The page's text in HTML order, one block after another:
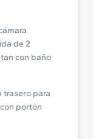
de 2
con baño
trasero para
portón